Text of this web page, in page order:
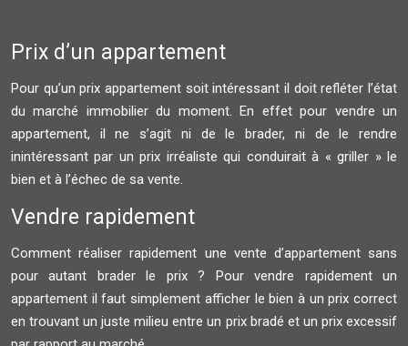
Prix d’un appartement
Pour qu’un prix appartement soit intéressant il doit refléter l’état
du marché immobilier du moment. En effet pour vendre un
appartement, il ne s’agit ni de le brader, ni de le rendre
inintéressant par un prix irréaliste qui conduirait à « griller » le
bien et à l’échec de sa vente.
Vendre rapidement
Comment réaliser rapidement une vente d’appartement sans
pour autant brader le prix ? Pour vendre rapidement un
appartement il faut simplement afficher le bien à un prix correct
en trouvant un juste milieu entre un prix bradé et un prix excessif